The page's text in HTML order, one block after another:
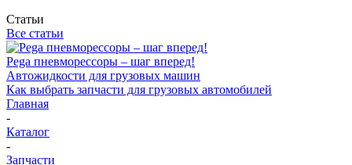
Статьи
Все статьи
Pega пневморессоры – шаг вперед!
Автожидкости для грузовых машин
Как выбрать запчасти для грузовых автомобилей
Главная
-
Каталог
-
Запчасти